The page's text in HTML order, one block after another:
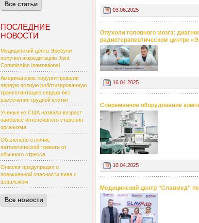
Все статьи
ПОСЛЕДНИЕ
НОВОСТИ
Медицинский центр Эребуни
получил аккредитацию Joint
Commission International
Американские хирурги провели
первую полную роботизированную
трансплантацию сердца без
рассечения грудной клетки
Ученые из США назвали возраст
наиболее интенсивного старения
организма
Объяснено отличие
патологической тревоги от
обычного стресса
Онколог предупредил о
повышенной опасности пива с
шашлыком
Все новости
03.06.2025
Опухоли головного мозга:
радиотерапевтическом центре
16.04.2025
Современное оборудование
10.04.2025
Медицинский центр “Славмед”